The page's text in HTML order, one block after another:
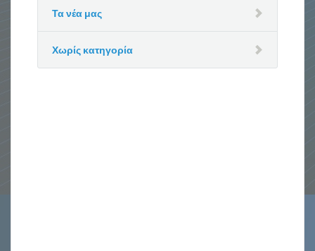
Τα νέα μας
Χωρίς κατηγορία